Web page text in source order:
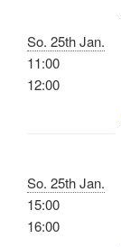
So. 25th Jan.
11:00
12:00
So. 25th Jan.
15:00
16:00